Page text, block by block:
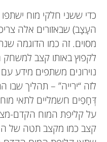
כדי ששני חלקי מוח ישתפו
העָצָב) שבאזורים אלה
מסוים. זה כמו הדוגמה
לקפוץ באותו קצב
נוירונים משתפים מידע עם
לזה “ירייה” – תהליך שבו
דְּחָפִים חשמליים לתאי
על קליפת המוח הקדם-
קצב כמו מקצב תטה של